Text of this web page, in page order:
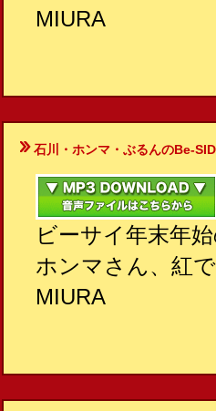
MIURA
石川・ホンマ・ぶるんのBe-
ビーサイ年末年
ホンマさん、紅
MIURA